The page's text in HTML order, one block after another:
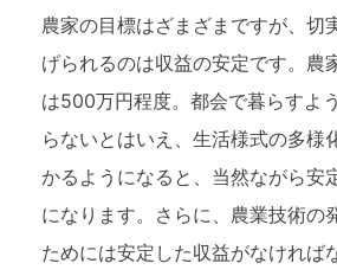
農家の目標はざまざまですが、切
げられるのは収益の安定です。農
は500万円程度。都会で暮らすよ
らないとはいえ、生活様式の多様
かるようになると、当然ながら安
になります。さらに、 農業技術の
ためには安定した収益がなければ